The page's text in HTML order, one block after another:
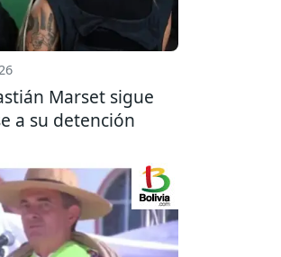
Marset sigue
a su detención